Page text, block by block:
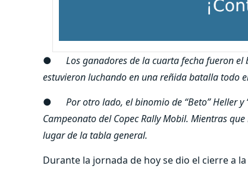
● Los ganadores de la cuarta fecha fueron el
estuvieron luchando en una reñida batalla todo
● Por otro lado, el binomio de “Beto” Heller
Campeonato del Copec Rally Mobil. Mientras
lugar de la tabla general.
Durante la jornada de hoy se dio el cierre a